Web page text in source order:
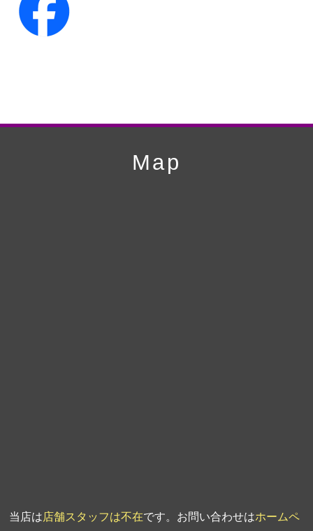
第16回人形供養祭
第15回人形供養祭
第12回人形供養祭平成22年3月9日
平成21年12月4日
Map
当店は店舗スタッフは不在です。お問い合わせはホームペ